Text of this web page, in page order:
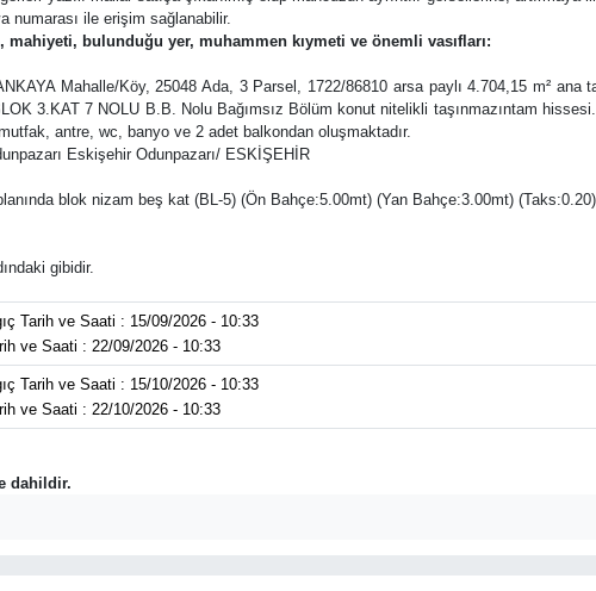
numarası ile erişim sağlanabilir.
mahiyeti, bulunduğu yer, muhammen kıymeti ve önemli vasıfları:
Mahalle/Köy, 25048 Ada, 3 Parsel, 1722/86810 arsa paylı 4.704,15 m² ana
3.KAT 7 NOLU B.B. Nolu Bağımsız Bölüm konut nitelikli taşınmazıntam
antre, wc, banyo ve 2 adet balkondan oluşmaktadır.
Eskişehir Odunpazarı/ ESKİŞEHİR
blok nizam beş kat (BL-5) (Ön Bahçe:5.00mt) (Yan Bahçe:3.00mt)
gibidir.
Tarih ve Saati : 15/09/2026 - 10:33
ve Saati : 22/09/2026 - 10:33
Tarih ve Saati : 15/10/2026 - 10:33
ve Saati : 22/10/2026 - 10:33
dahildir.